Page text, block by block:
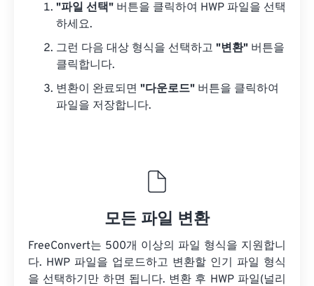
"파일 선택" 버튼을 클릭하여 HWP 파일을 선택
하세요.
그런 다음 대상 형식을 선택하고 "변환" 버튼을
클릭합니다.
변환이 완료되면 "다운로드" 버튼을 클릭하여
파일을 저장합니다.
모든 파일 변환
FreeConvert는 500개 이상의 파일 형식을 지원합니
다. HWP 파일을 업로드하고 변환할 인기 파일 형식
을 선택하기만 하면 됩니다. 변환 후 HWP 파일(널리